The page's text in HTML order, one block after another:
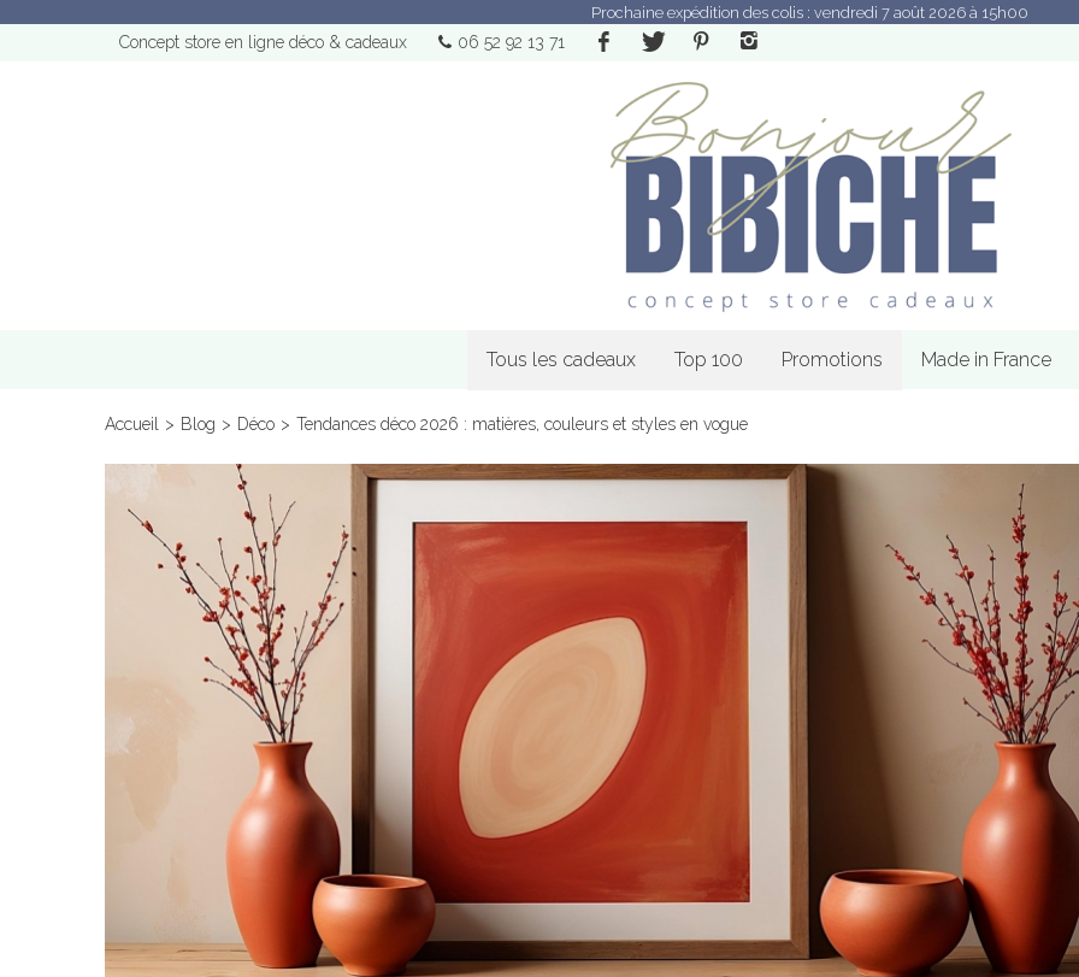
Prochaine expédition des colis : vendredi 7 août 2026 à 15h00
Concept store en ligne déco & cadeaux 06 52 92 13 71
Tous les cadeaux Top 100 Promotions Made in France
Accueil > Blog > Déco > Tendances déco 2026 : matières, couleurs et styles en vogue